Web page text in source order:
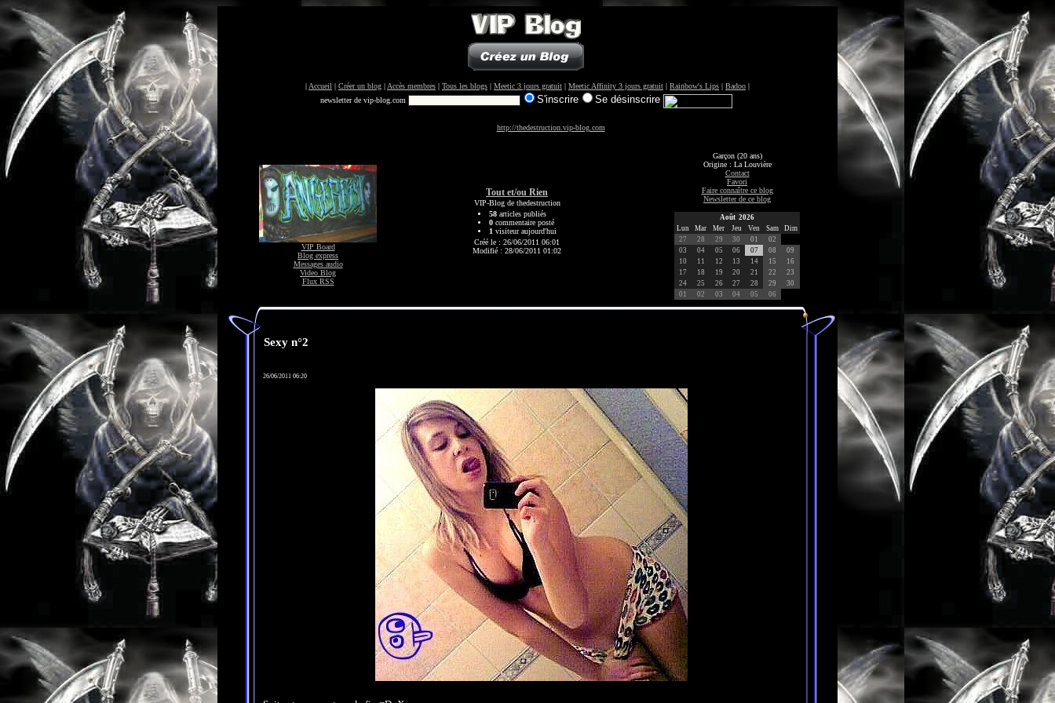
| Accueil | Créer un blog | Accès membres | Tous les blogs | Meetic 3 jours gratuit | Meetic Affinity 3 jours gratuit | Rainbow's Lips | Badoo |
newsletter de vip-blog.com
S'inscrire Se désinscrire
http://thedestruction.vip-blog.com
VIP Board
Blog express
Messages audio
Video Blog
Flux RSS
Tout et/ou Rien
VIP-Blog de thedestruction
58articles publiés
0commentaire posté
1 visiteur aujourd'hui
Créé le : 26/06/2011 06:01
Modifié : 28/06/2011 01:02
Garçon (20 ans)
Origine : La Louvière
Contact
Favori
Faire connaître ce blog
Newsletter de ce blog
Août 2026
Lun
Mar Mer Jeu Ven Sam
Dim
27
28 29 30 01
02
03
04 05 06 07 08
09
10
11 12 13 14 15
16
17
18 19 20 21 22
23
24
25 26 27 28 29
30
01
02 03 04 05 06
Sexy n°2
26/06/2011 06:20